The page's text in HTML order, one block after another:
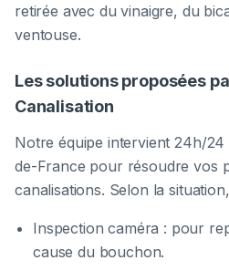
retirée avec du vinaigre, du
ventouse.
Les solutions proposées
Canalisation
Notre équipe intervient 24h/
de-France pour résoudre vos
canalisations. Selon la
Inspection caméra : pour
cause du bouchon.